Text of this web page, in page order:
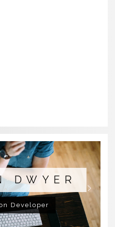
DWYER
Developer